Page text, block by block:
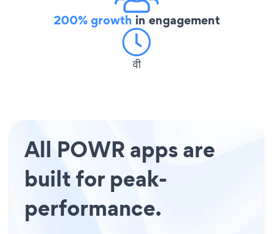
200% growth in engagement
वी
All POWR apps are
built for peak-
performance.